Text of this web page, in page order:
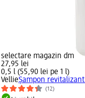
selectare magazin dm
27,95 lei
0,5 l (55,90 lei pe 1 l)
VellieȘampon
(12)